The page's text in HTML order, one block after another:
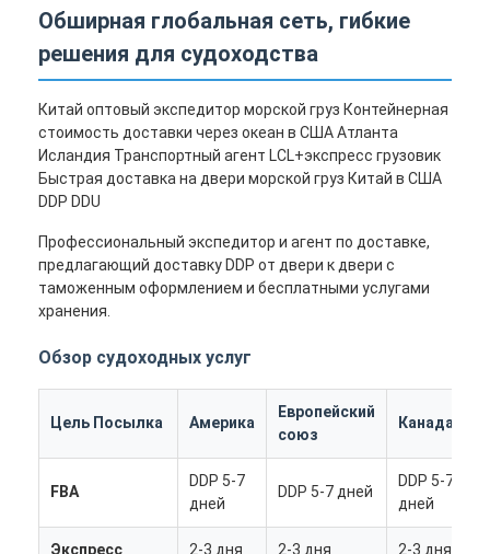
Обширная глобальная сеть, гибкие
решения для судоходства
Китай оптовый экспедитор морской груз Контейнерная
стоимость доставки через океан в США Атланта
Исландия Транспортный агент LCL+экспресс грузовик
Быстрая доставка на двери морской груз Китай в США
DDP DDU
Профессиональный экспедитор и агент по доставке,
предлагающий доставку DDP от двери к двери с
таможенным оформлением и бесплатными услугами
хранения.
Обзор судоходных услуг
Цель Посылка Америка
Европейский
союз
Канада
FBA
DDP 5-7
дней
DDP 5-7 дней
DDP 5-7
дней
Экспресс 2-3 дня 2-3 дня 2-3 дня